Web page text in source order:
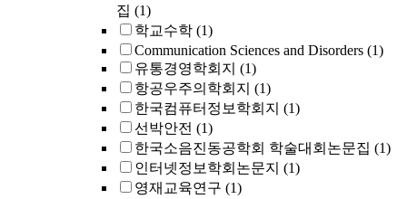
집 (1)
학교수학 (1)
Communication Sciences and Disorders (1)
유통경영학회지 (1)
항공우주의학회지 (1)
한국컴퓨터정보학회지 (1)
선박안전 (1)
한국소음진동공학회 학술대회논문집 (1)
인터넷정보학회논문지 (1)
영재교육연구 (1)